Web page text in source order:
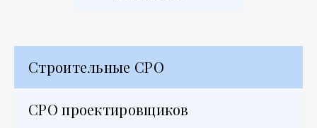
Строительные СРО
СРО проектировщиков